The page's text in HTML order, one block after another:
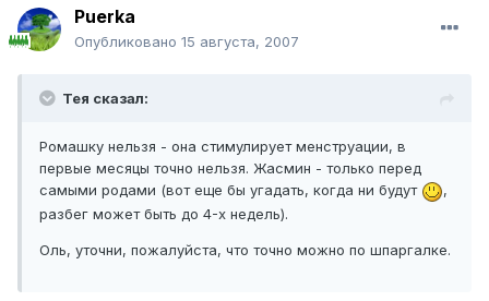
Puerka
Опубликовано 15 августа, 2007
Тея сказал:
Ромашку нельзя - она стимулирует менструации, в
первые месяцы точно нельзя. Жасмин - только перед
самыми родами (вот еще бы угадать, когда ни будут
,
разбег может быть до 4-х недель).
Оль, уточни, пожалуйста, что точно можно по шпаргалке.